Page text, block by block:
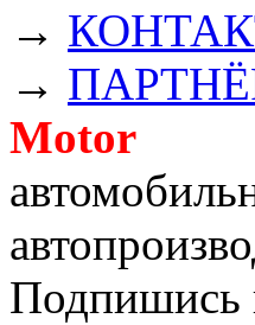
→
→
Motor
Подпишись